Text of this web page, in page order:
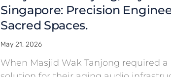
Singapore: Precision
Sacred Spaces.
May 21, 2026
When Masjid Wak Tanjong required